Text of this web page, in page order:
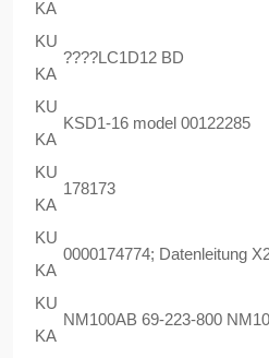
KA
KU
KA
????LC1D12 BD
KU
KA
KSD1-16 model 00122285
KU
KA
178173
KU
KA
0000174774; Datenleitung
KU
KA
NM100AB 69-223-800